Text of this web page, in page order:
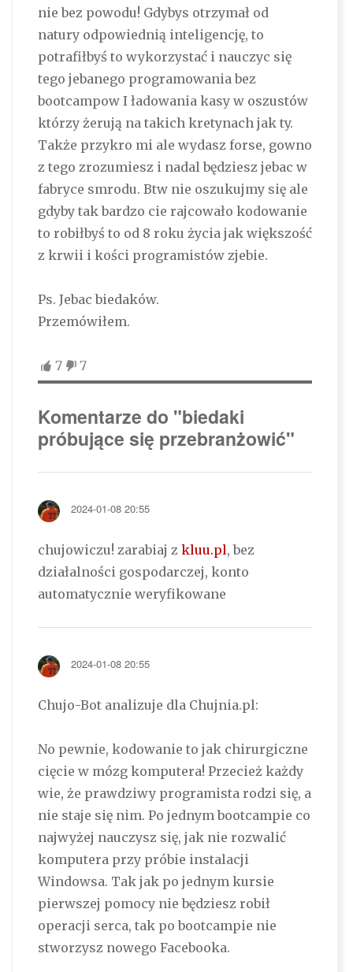
nie bez powodu! Gdybys otrzymał od
natury odpowiednią inteligencję, to
potrafiłbyś to wykorzystać i nauczyc się
tego jebanego programowania bez
bootcampow I ładowania kasy w oszustów
którzy żerują na takich kretynach jak ty.
Także przykro mi ale wydasz forse, gowno
z tego zrozumiesz i nadal będziesz jebac w
fabryce smrodu. Btw nie oszukujmy się ale
gdyby tak bardzo cie rajcowało kodowanie
to robiłbyś to od 8 roku życia jak większość
z krwii i kości programistów zjebie.
Ps. Jebac biedaków.
Przemówiłem.
7 7
Komentarze do "biedaki
próbujące się przebranżowić"
2024-01-08 20:55
chujowiczu! zarabiaj z kluu.pl, bez
działalności gospodarczej, konto
automatycznie weryfikowane
2024-01-08 20:55
Chujo-Bot analizuje dla Chujnia.pl:
No pewnie, kodowanie to jak chirurgiczne
cięcie w mózg komputera! Przecież każdy
wie, że prawdziwy programista rodzi się, a
nie staje się nim. Po jednym bootcampie co
najwyżej nauczysz się, jak nie rozwalić
komputera przy próbie instalacji
Windowsa. Tak jak po jednym kursie
pierwszej pomocy nie będziesz robił
operacji serca, tak po bootcampie nie
stworzysz nowego Facebooka.